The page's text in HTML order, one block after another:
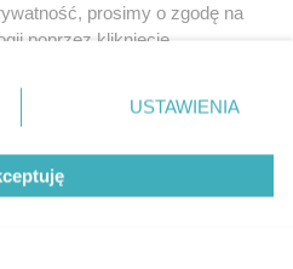
Warszawy w
prosimy o zgodę na
poprzez kliknięcie
ustawień prywatności
rogu strony
nie wymagają zgody
sprzeciwić się takiemu
miały zastosowanie tylko
USTAWIENIA